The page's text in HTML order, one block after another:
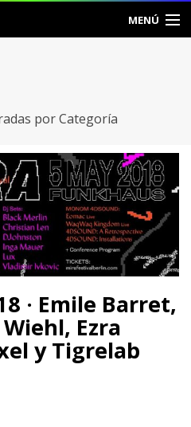
MENÚ
por Categoría
· Emile Barret,
Ezra
y Tigrelab